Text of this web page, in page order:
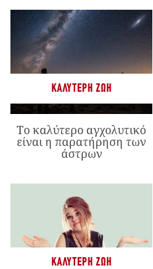
ΚΑΛΎΤΕΡΗ ΖΩΉ
Το καλύτερο αγχολυτικό
είναι η παρατήρηση των
άστρων
ΚΑΛΎΤΕΡΗ ΖΩΉ